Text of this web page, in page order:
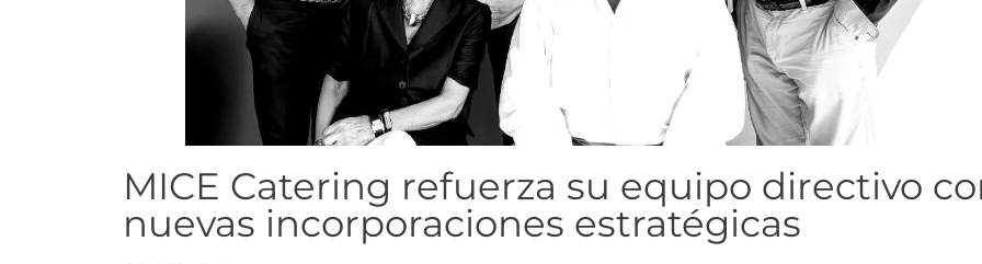
MICE Catering refuerza su equipo directivo
nuevas incorporaciones estratégicas